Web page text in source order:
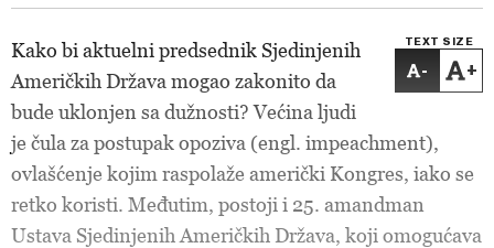
TEXT SIZE
- +
Kako bi aktuelni predsednik Sjedinjenih
Američkih Država mogao zakonito da
bude uklonjen sa dužnosti? Većina ljudi
je čula za postupak opoziva (engl. impeachment),
ovlašćenje kojim raspolaže američki Kongres, iako se
retko koristi. Međutim, postoji i 25. amandman
Ustava Sjedinjenih Američkih Država, koji omogućava